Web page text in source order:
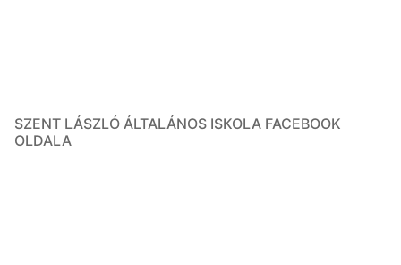
SZENT LÁSZLÓ ÁLTALÁNOS ISKOLA FACEBOOK
OLDALA